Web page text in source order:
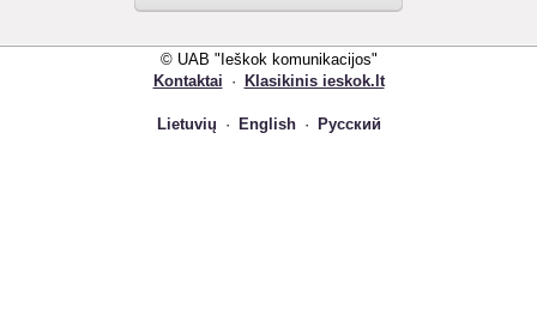
© UAB "Ieškok komunikacijos"
Kontaktai · Klasikinis ieskok.lt
Lietuvių · English · Русский